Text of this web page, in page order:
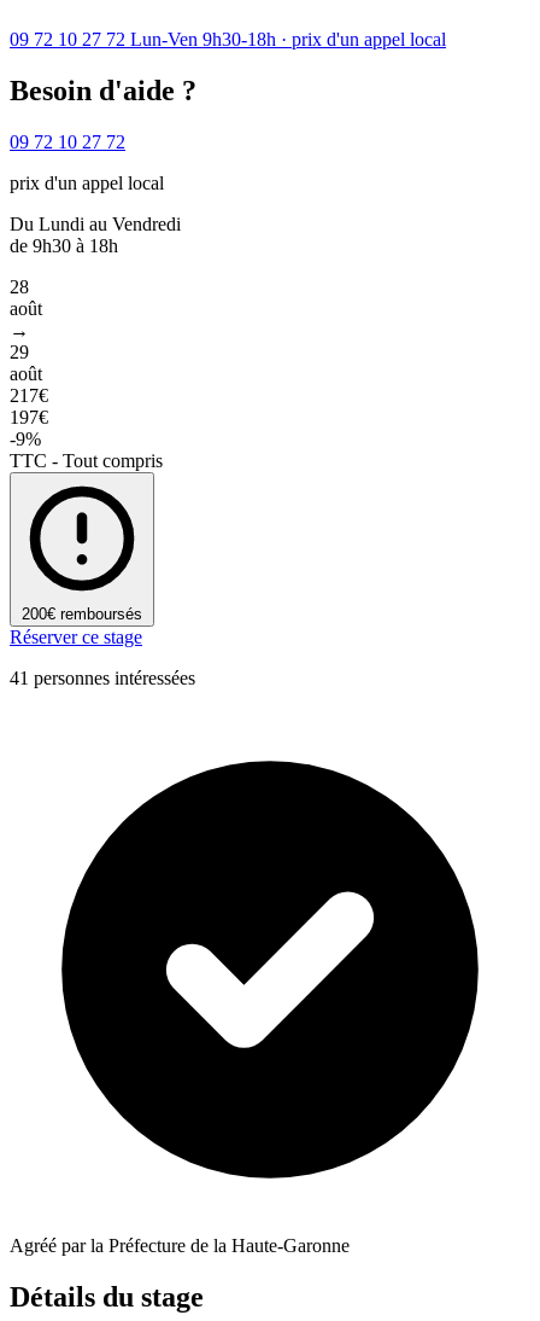
09 72 10 27 72 Lun-Ven 9h30-18h · prix d'un appel local
Besoin d'aide ?
09 72 10 27 72
prix d'un appel local
Du Lundi au Vendredi
de 9h30 à 18h
28
août
→
29
août
217€
197€
-9%
TTC - Tout compris
200€ remboursés
Réserver ce stage
41 personnes intéressées
Agréé par la Préfecture de la Haute-Garonne
Détails du stage